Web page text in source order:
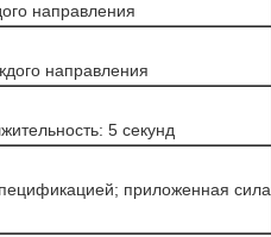
направления
направления
5 секунд
приложенная сила